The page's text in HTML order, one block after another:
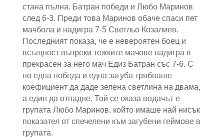
стана пълна. Батран победи и Любо Маринов
след 6-3. Преди това Маринов обаче спаси пет
мачбола и надигра 7-5 Светльо Козалиев.
Последният показа, че е невероятен боец и
всъщност въпреки тежките мачове надигра в
прекрасен за него мач Едиз Батран със 7-6. С
по една победа и една загуба трябваше
коефициент да даде зелена светлина на двама,
а един да отпадне. Той се оказа водачът е
групата Любо Маринов, който имаше най нисък
показател от спечелени към загубени геймове в
групата.